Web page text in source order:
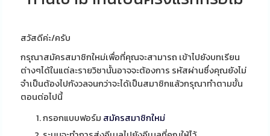
สวัสดีค่ะ/ครับ
กรุณาสมัครสมาชิกใหม่เพื่อที่คุณจะสามารถ เข้าไปยังบทเรียน
ต่างๆได้ในแต่ละรายวิชานั้นอาจจะต้องการ รหัสผ่านซึ่งคุณยังไม่
จำเป็นต้องไปกังวลจนกว่าจะได้เป็นสมาชิกแล้วกรุณาทำตามขั้น
ตอนต่อไปนี้
กรอกแบบฟอร์ม สมัครสมาชิกใหม่